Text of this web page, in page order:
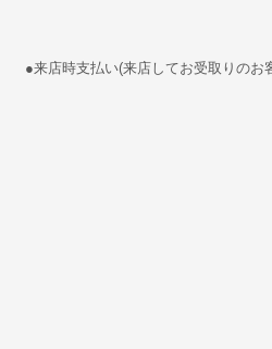
●来店時支払い(来店してお受取りのお